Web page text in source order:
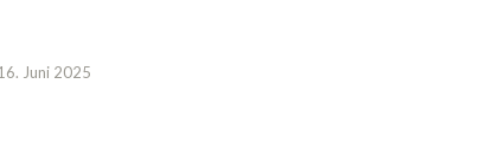
Juni 2025